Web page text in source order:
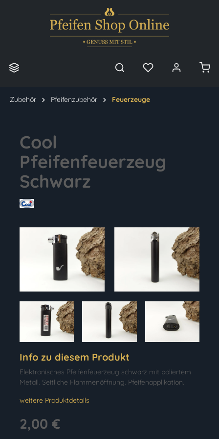
Zubehör Pfeifenzubehör Feuerzeuge
Cool
Pfeifenfeuerzeug
Schwarz
Info zu diesem Produkt
Elektronisches Pfeifenfeuerzeug schwarz mit poliertem
Metall. Seitliche Flammenöffnung. Pfeifenapplikation.
weitere Produktdetails
2,00 €